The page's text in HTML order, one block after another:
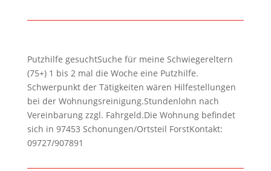
Putzhilfe gesuchtSuche für meine Schwiegereltern
(75+) 1 bis 2 mal die Woche eine Putzhilfe.
Schwerpunkt der Tätigkeiten wären Hilfestellungen
bei der Wohnungsreinigung.Stundenlohn nach
Vereinbarung zzgl. Fahrgeld.Die Wohnung befindet
sich in 97453 Schonungen/Ortsteil ForstKontakt:
09727/907891